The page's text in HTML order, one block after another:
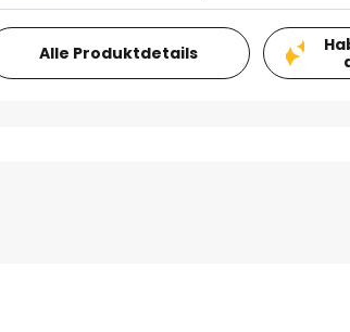
Alle Produktdetails